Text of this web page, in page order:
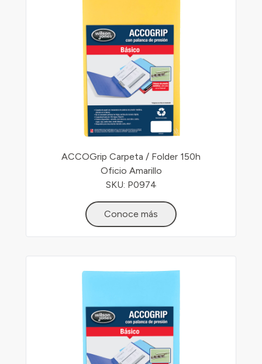
ACCOGrip Carpeta / Folder 150h
Oficio Amarillo
SKU: P0974
Conoce más